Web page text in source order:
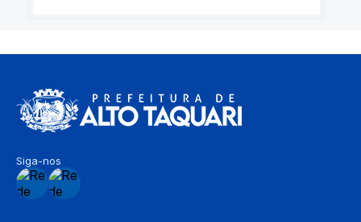
Siga-nos